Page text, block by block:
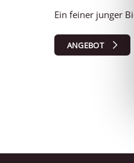
Ein feiner junger
ANGEBOT